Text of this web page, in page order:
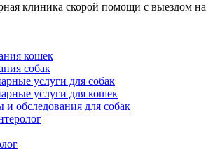
клиника скорой помощи с выездом на
кошек
собак
услуги для собак
услуги для кошек
и обследования для собак